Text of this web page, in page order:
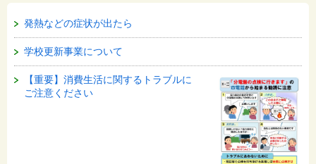
発熱などの症状が出たら
学校更新事業について
【重要】消費生活に関するトラブルに
ご注意ください